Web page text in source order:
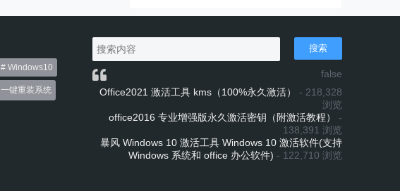
Windows10
一键重装系统
搜索
false
Office2021 激活工具 kms（100%永久激活）
- 218,328
浏览
office2016 专业增强版永久激活密钥（附激活教程）
-
138,391 浏览
暴风 Windows 10 激活工具 Windows 10 激活软件(支持
Windows 系统和 office 办公软件) - 122,710 浏览